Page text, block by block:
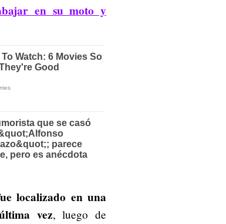
en su moto y
localizado en una
vez, luego de